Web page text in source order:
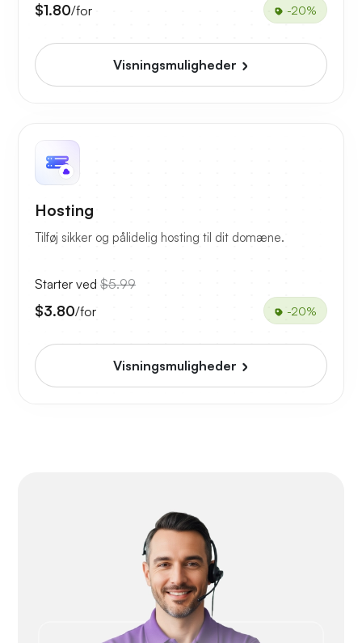
$1.80/for -20%
Visningsmuligheder
Hosting
Tilføj sikker og pålidelig hosting til dit domæne.
Starter ved $5.99
$3.80/for -20%
Visningsmuligheder